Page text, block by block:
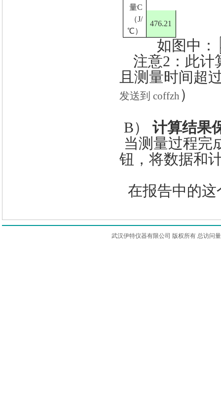
量C
（J/
℃）
476.21
如图中：
注意2 ： 此计
且测量时间超
发送到 coffzh ）
B）计算结果
当测量过程完
钮，将数据和
在报告中的
武汉伊特仪器有限公司 版权所有 总访问